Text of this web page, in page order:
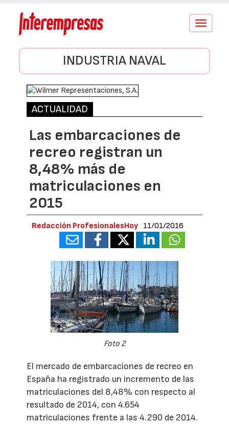
Conmutar
INDUSTRIA NAVAL
ACTUALIDAD
Las embarcaciones de
recreo registran un
8,48% más de
matriculaciones en
2015
Redacción ProfesionalesHoy 11/01/2016
Foto 2
El mercado de embarcaciones de recreo en
España ha registrado un incremento de las
matriculaciones del 8,48% con respecto al
resultado de 2014, con 4.654
matriculaciones frente a las 4.290 de 2014.